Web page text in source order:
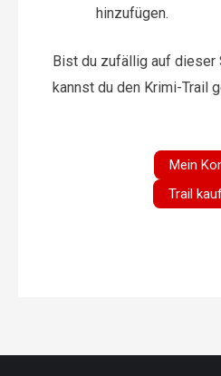
hinzufügen.
Bist du zufällig auf dieser
kannst du den Krimi-Trail
Mein
Trail